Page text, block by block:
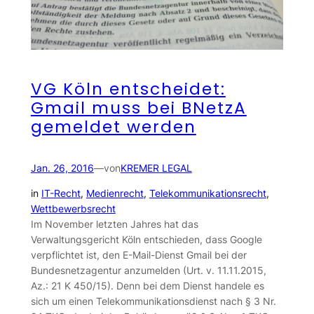
VG Köln entscheidet:
Gmail muss bei BNetzA
gemeldet werden
Jan. 26, 2016—vonKREMER LEGAL
in IT-Recht, Medienrecht, Telekommunikationsrecht
Wettbewerbsrecht
Im November letzten Jahres hat das
Verwaltungsgericht Köln entschieden, dass Google
verpflichtet ist, den E-Mail-Dienst Gmail bei der
Bundesnetzagentur anzumelden (Urt. v. 11.11.2015,
Az.: 21 K 450/15). Denn bei dem Dienst handele es
sich um einen Telekommunikationsdienst nach § 3 Nr.